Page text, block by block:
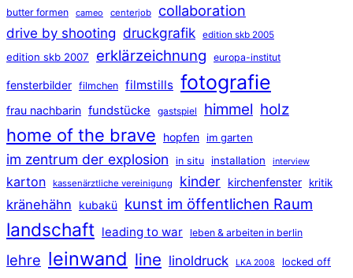
butter formen cameo centerjob collaboration
drive by shooting druckgrafik edition skb 2005
edition skb 2007 erklärzeichnung europa-institut
fensterbilder filmchen filmstills fotografie
frau nachbarin fundstücke gastspiel himmel holz
home of the brave hopfen im garten
im zentrum der explosion in situ installation interview
karton kassenärztliche vereinigung kinder kirchenfenster kritik
kränehähn kubakü kunst im öffentlichen Raum
landschaft leading to war leben & arbeiten in berlin
lehre leinwand line linoldruck LKA 2008 locked off